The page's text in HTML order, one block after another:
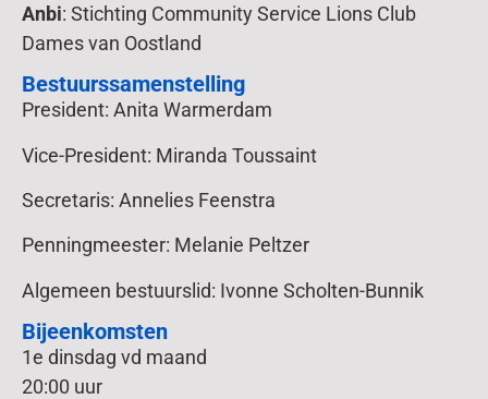
Anbi: Stichting Community Service Lions Club
Dames van Oostland
Bestuurssamenstelling
President: Anita Warmerdam
Vice-President: Miranda Toussaint
Secretaris: Annelies Feenstra
Penningmeester: Melanie Peltzer
Algemeen bestuurslid: Ivonne Scholten-Bunnik
Bijeenkomsten
1e dinsdag vd maand
20:00 uur